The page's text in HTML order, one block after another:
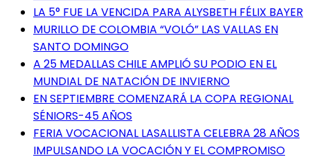
LA 5° FUE LA VENCIDA PARA ALYSBETH FÉLIX BAYER
MURILLO DE COLOMBIA “VOLÓ” LAS VALLAS EN
SANTO DOMINGO
A 25 MEDALLAS CHILE AMPLIÓ SU PODIO EN EL
MUNDIAL DE NATACIÓN DE INVIERNO
EN SEPTIEMBRE COMENZARÁ LA COPA REGIONAL
SÉNIORS-45 AÑOS
FERIA VOCACIONAL LASALLISTA CELEBRA 28 AÑOS
IMPULSANDO LA VOCACIÓN Y EL COMPROMISO